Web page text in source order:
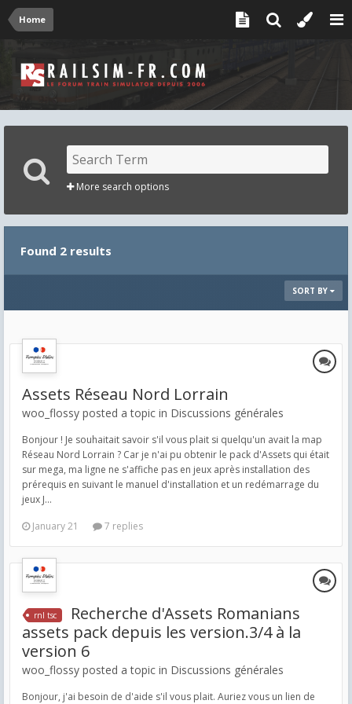
Home
More search options
Found 2 results
SORT BY
Assets Réseau Nord Lorrain
woo_flossy posted a topic in Discussions générales
Bonjour ! Je souhaitait savoir s'il vous plait si quelqu'un avait la map
Réseau Nord Lorrain ? Car je n'ai pu obtenir le pack d'Assets qui était
sur mega, ma ligne ne s'affiche pas en jeux après installation des
prérequis en suivant le manuel d'installation et un redémarrage du
jeux J...
January 21
7 replies
rnl tsc
Recherche d'Assets Romanians
assets pack depuis les version.3/4 à la
version 6
woo_flossy posted a topic in Discussions générales
Bonjour, j'ai besoin de d'aide s'il vous plait. Auriez vous un lien de